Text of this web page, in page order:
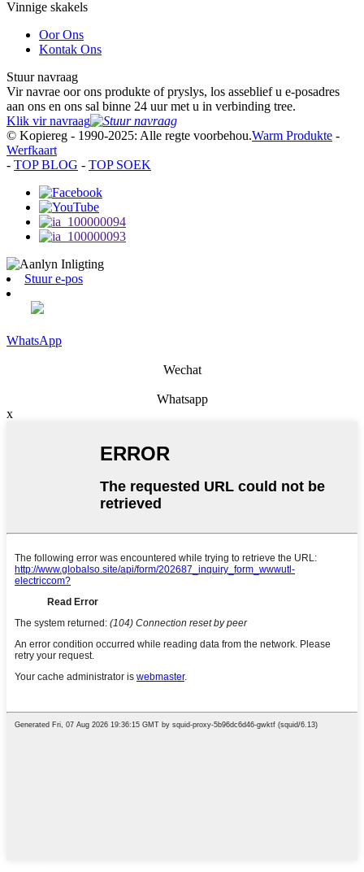
Vinnige skakels
Oor Ons
Kontak Ons
Stuur navraag
Vir navrae oor ons produkte of pryslys, los asseblief u e-posadres
aan ons en ons sal binne 24 uur met u in verbinding tree.
Klik vir navraag
© Kopiereg - 1990-2025: Alle regte voorbehou.Warm Produkte -
Werfkaart
- TOP BLOG - TOP SOEK
Stuur e-pos
WhatsApp
Wechat
Whatsapp
x